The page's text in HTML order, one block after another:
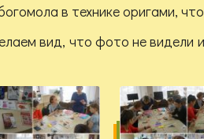
в технике оригами,
вид, что фото не видели